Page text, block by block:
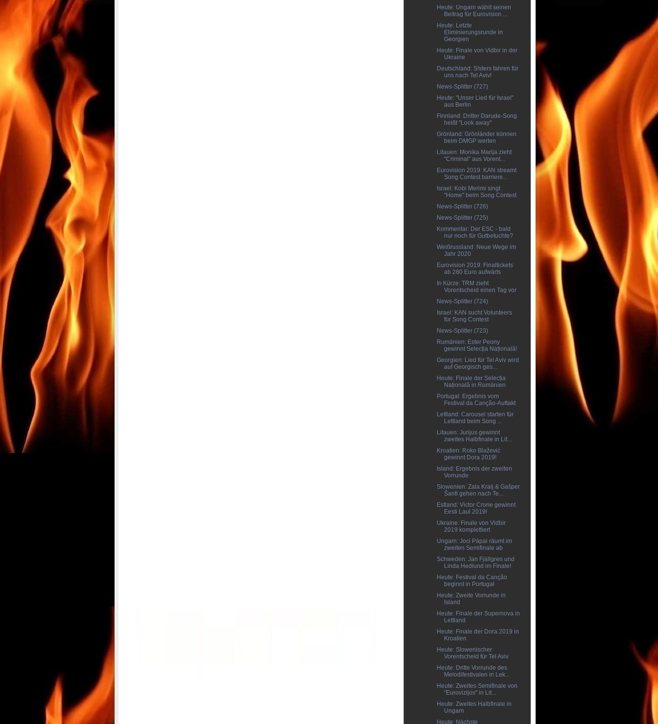
Heute: Ungarn wählt seinen
Beitrag für Eurovision ...
Heute: Letzte
Eliminierungsrunde in
Georgien
Heute: Finale von Vidbir in der
Ukraine
Deutschland: S!sters fahren für
uns nach Tel Aviv!
News-Splitter (727)
Heute: "Unser Lied für Israel"
aus Berlin
Finnland: Dritter Darude-Song
heißt "Look away"
Grönland: Grönländer können
beim DMGP werten
Litauen: Monika Marija zieht
"Criminal" aus Vorent...
Eurovision 2019: KAN streamt
Song Contest barriere...
Israel: Kobi Merimi singt
"Home" beim Song Contest
News-Splitter (726)
News-Splitter (725)
Kommentar: Der ESC - bald
nur noch für Gutbetuchte?
Weißrussland: Neue Wege im
Jahr 2020
Eurovision 2019: Finaltickets
ab 280 Euro aufwärts
In Kürze: TRM zieht
Vorentscheid einen Tag vor
News-Splitter (724)
Israel: KAN sucht Volunteers
für Song Contest
News-Splitter (723)
Rumänien: Ester Peony
gewinnt Selecția Națională!
Georgien: Lied für Tel Aviv wird
auf Georgisch ges...
Heute: Finale der Selecția
Națională in Rumänien
Portugal: Ergebnis vom
Festival da Canção-Auftakt
Lettland: Carousel starten für
Lettland beim Song ...
Litauen: Jurijus gewinnt
zweites Halbfinale in Lit...
Kroatien: Roko Blažević
gewinnt Dora 2019!
Island: Ergebnis der zweiten
Vorrunde
Slowenien: Zala Kralj & Gašper
Šantl gehen nach Te...
Estland: Victor Crone gewinnt
Eesti Laul 2019!
Ukraine: Finale von Vidbir
2019 komplettiert
Ungarn: Joci Pápai räumt im
zweiten Semifinale ab
Schweden: Jan Fjällgren und
Linda Hedlund im Finale!
Heute: Festival da Canção
beginnt in Portugal
Heute: Zweite Vorrunde in
Island
Heute: Finale der Supernova in
Lettland
Heute: Finale der Dora 2019 in
Kroatien
Heute: Slowenischer
Vorentscheid für Tel Aviv
Heute: Dritte Vorrunde des
Melodifestivalen in Lek...
Heute: Zweites Semifinale von
"Eurovizijos" in Lit...
Heute: Zweites Halbfinale in
Ungarn
Heute: Nächste